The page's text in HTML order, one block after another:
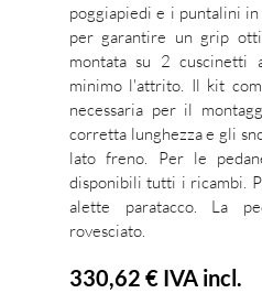
poggiapiedi e i puntalini
per garantire un grip
montata su 2
minimo l'attrito. Il kit
necessaria per il
corretta lunghezza e gli
lato freno. Per le
disponibili tutti i ricambi.
alette paratacco. La
rovesciato.
330,62 € IVA incl.